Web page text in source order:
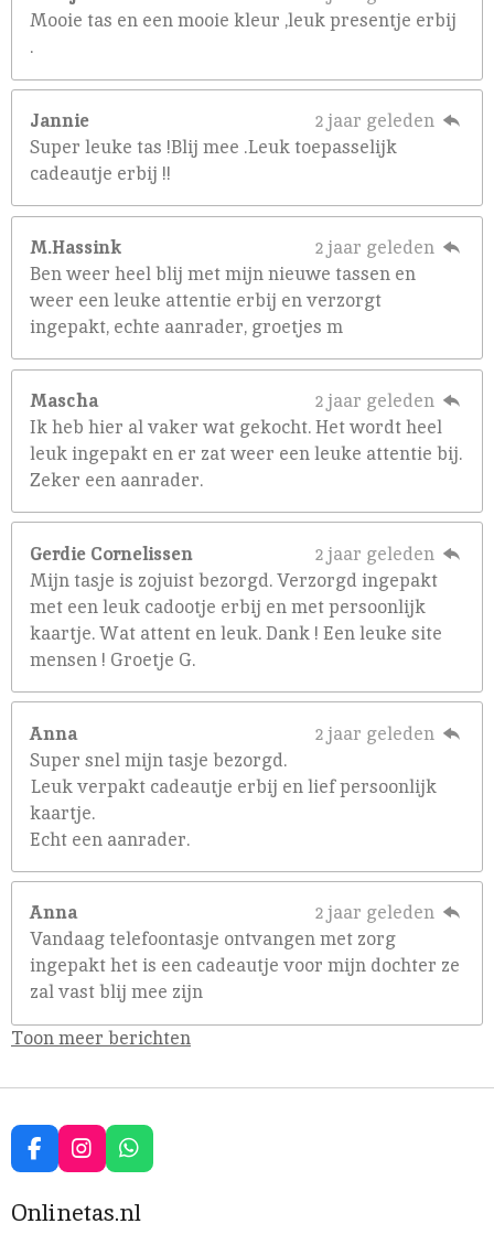
Mooie tas en een mooie kleur ,leuk presentje erbij
.
Jannie
2 jaar geleden
Super leuke tas !Blij mee .Leuk toepasselijk
cadeautje erbij !!
M.Hassink
2 jaar geleden
Ben weer heel blij met mijn nieuwe tassen en
weer een leuke attentie erbij en verzorgt
ingepakt, echte aanrader, groetjes m
Mascha
2 jaar geleden
Ik heb hier al vaker wat gekocht. Het wordt heel
leuk ingepakt en er zat weer een leuke attentie bij.
Zeker een aanrader.
Gerdie Cornelissen
2 jaar geleden
Mijn tasje is zojuist bezorgd. Verzorgd ingepakt
met een leuk cadootje erbij en met persoonlijk
kaartje. Wat attent en leuk. Dank ! Een leuke site
mensen ! Groetje G.
Anna
2 jaar geleden
Super snel mijn tasje bezorgd.
Leuk verpakt cadeautje erbij en lief persoonlijk
kaartje.
Echt een aanrader.
Anna
2 jaar geleden
Vandaag telefoontasje ontvangen met zorg
ingepakt het is een cadeautje voor mijn dochter ze
zal vast blij mee zijn
Toon meer berichten
F
a
e
I
n
t
W
h
a
t
Onlinetas.nl